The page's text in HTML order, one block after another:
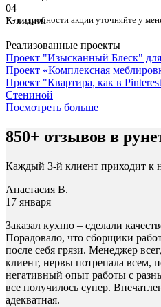
04
Клининг
* - подробности акции уточняйте у
Реализованные проекты
Проект "Изысканный Блеск"
Проект «Комплексная
Проект "Квартира, как в
Стениной
Посмотреть больше
850+ отзывов в
Каждый 3-й клиент приходит к
Анастасия В.
17 января
Заказал кухню – сделали
Порадовало, что сборщики
после себя грязи. Менеджер
клиент, нервы потрепала всем,
негативный опыт работы с
все получилось супер.
адекватная.